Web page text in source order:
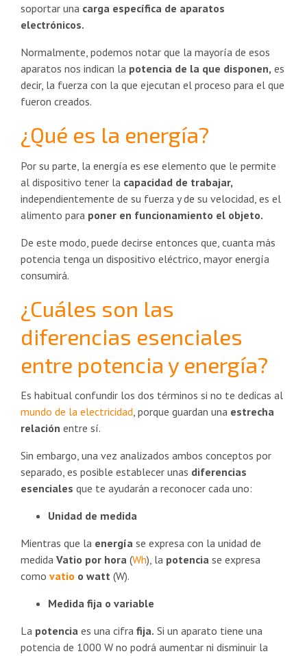
soportar una carga específica de aparatos
electrónicos.
Normalmente, podemos notar que la mayoría de esos
aparatos nos indican la potencia de la que disponen, es
decir, la fuerza con la que ejecutan el proceso para el que
fueron creados.
¿Qué es la energía?
Por su parte, la energía es ese elemento que le permite
al dispositivo tener la capacidad de trabajar,
independientemente de su fuerza y de su velocidad, es el
alimento para poner en funcionamiento el objeto.
De este modo, puede decirse entonces que, cuanta más
potencia tenga un dispositivo eléctrico, mayor energía
consumirá.
¿Cuáles son las
diferencias esenciales
entre potencia y energía?
Es habitual confundir los dos términos si no te dedicas al
mundo de la electricidad, porque guardan una estrecha
relación entre sí.
Sin embargo, una vez analizados ambos conceptos por
separado, es posible establecer unas diferencias
esenciales que te ayudarán a reconocer cada uno:
Unidad de medida
Mientras que la energía se expresa con la unidad de
medida Vatio por hora (Wh), la potencia se expresa
como vatio o watt (W).
Medida fija o variable
La potencia es una cifra fija. Si un aparato tiene una
potencia de 1000 W no podrá aumentar ni disminuir la